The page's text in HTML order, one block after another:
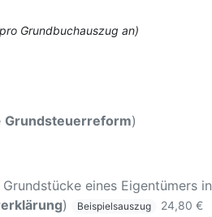
Grundbuchauszug an)
Grundsteuerreform)
Grundstücke eines Eigentümers in
) Beispielsauszug
24,80 €